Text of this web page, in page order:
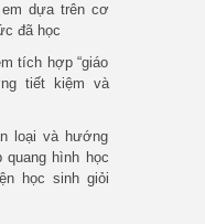
dựa trên cơ
đã học
tích hợp “giáo
tiết kiệm và
loại và hướng
quang hình học
học sinh giỏi